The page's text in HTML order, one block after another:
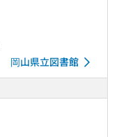
岡山県立図書館